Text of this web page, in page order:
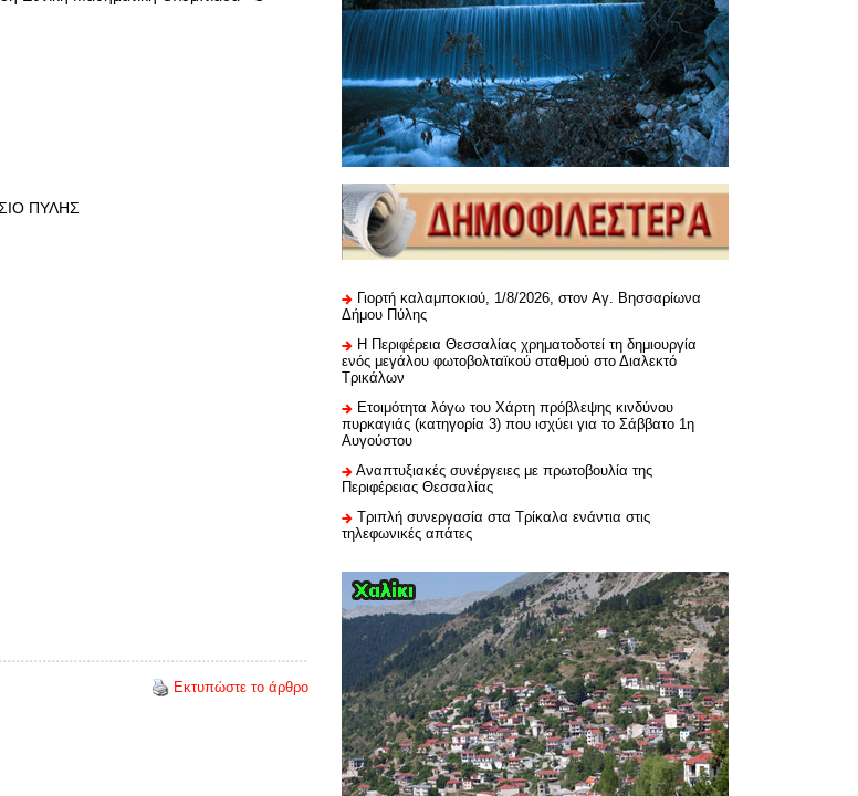
ΠΥΛΗΣ
Εκτυπώστε το άρθρο
Γιορτή καλαμποκιού, 1/8/2026, στον Αγ. Βησσαρίωνα
Δήμου Πύλης
H Περιφέρεια Θεσσαλίας χρηματοδοτεί τη δημιουργία
ενός μεγάλου φωτοβολταϊκού σταθμού στο Διαλεκτό
Τρικάλων
Ετοιμότητα λόγω του Χάρτη πρόβλεψης κινδύνου
πυρκαγιάς (κατηγορία 3) που ισχύει για το Σάββατο 1η
Αυγούστου
Αναπτυξιακές συνέργειες με πρωτοβουλία της
Περιφέρειας Θεσσαλίας
Τριπλή συνεργασία στα Τρίκαλα ενάντια στις
τηλεφωνικές απάτες